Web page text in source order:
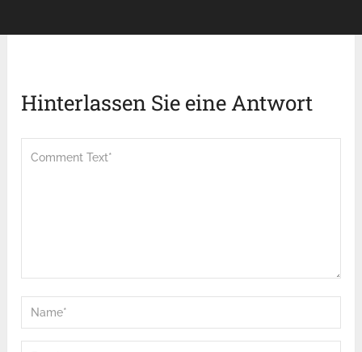
Hinterlassen Sie eine Antwort